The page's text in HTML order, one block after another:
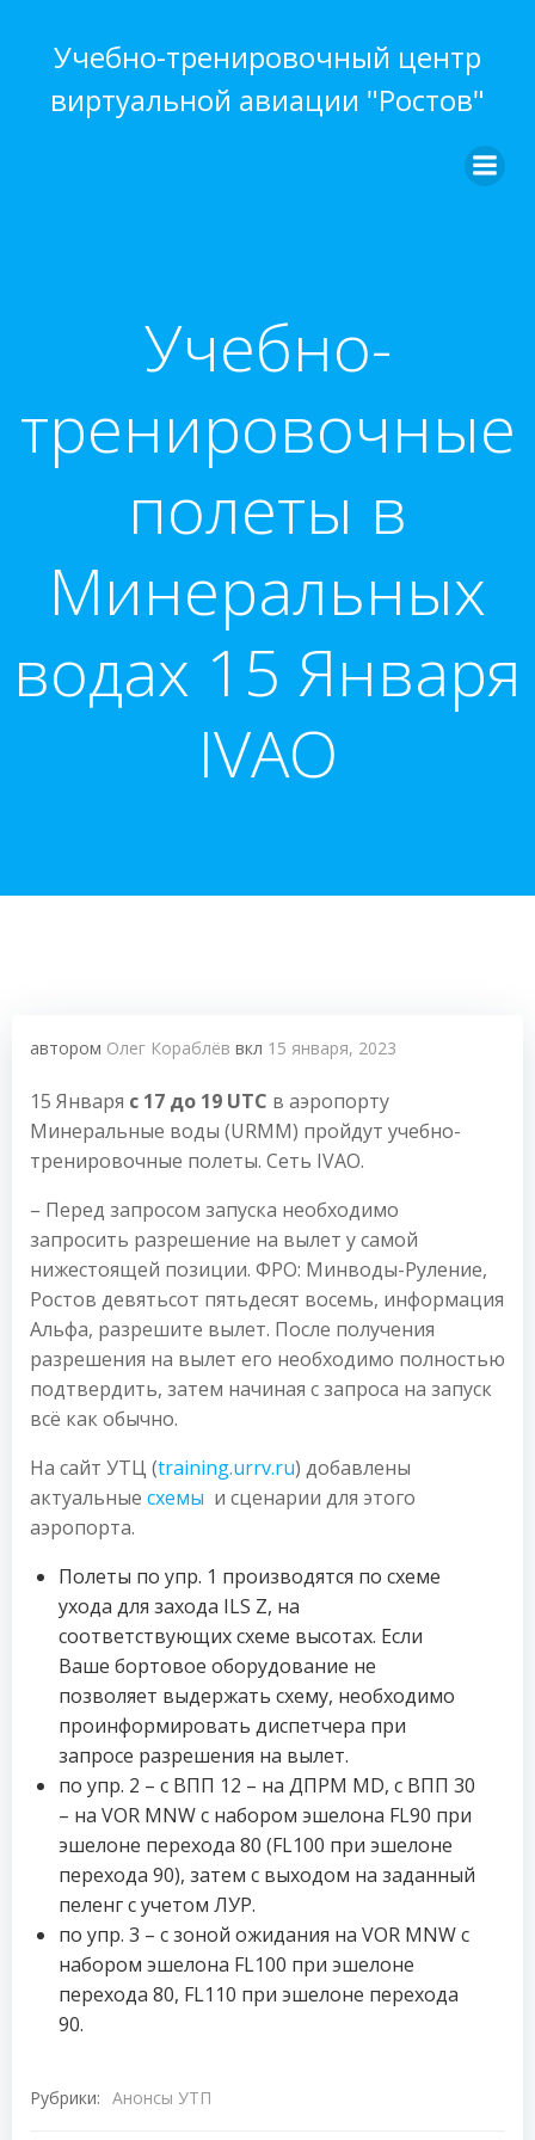
содержимому
Учебно-тренировочный центр
виртуальной авиации "Ростов"
Учебно-
тренировочные
полеты в
Минеральных
водах 15 Января
IVAO
автором Олег Кораблёв вкл 15 января, 2023
15 Января с 17 до 19 UTC в аэропорту
Минеральные воды (URMM) пройдут учебно-
тренировочные полеты. Сеть IVAO.
– Перед запросом запуска необходимо
запросить разрешение на вылет у самой
нижестоящей позиции. ФРО: Минводы-Руление,
Ростов девятьсот пятьдесят восемь, информация
Альфа, разрешите вылет. После получения
разрешения на вылет его необходимо полностью
подтвердить, затем начиная с запроса на запуск
всё как обычно.
На сайт УТЦ (training.urrv.ru) добавлены
актуальные схемы и сценарии для этого
аэропорта.
Полеты по упр. 1 производятся по схеме
ухода для захода ILS Z, на
соответствующих схеме высотах. Если
Ваше бортовое оборудование не
позволяет выдержать схему, необходимо
проинформировать диспетчера при
запросе разрешения на вылет.
по упр. 2 – с ВПП 12 – на ДПРМ MD, с ВПП 30
– на VOR MNW с набором эшелона FL90 при
эшелоне перехода 80 (FL100 при эшелоне
перехода 90), затем с выходом на заданный
пеленг с учетом ЛУР.
по упр. 3 – с зоной ожидания на VOR MNW с
набором эшелона FL100 при эшелоне
перехода 80, FL110 при эшелоне перехода
90.
Рубрики: Анонсы УТП